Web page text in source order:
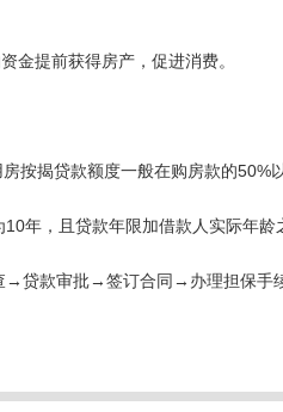
金提前获得房产，促进消费。
按揭贷款额度一般在购房款的50%
年，且贷款年限加借款人实际年龄
贷款审批→签订合同→办理担保手